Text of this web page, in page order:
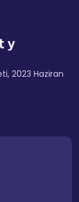
2023 Haziran